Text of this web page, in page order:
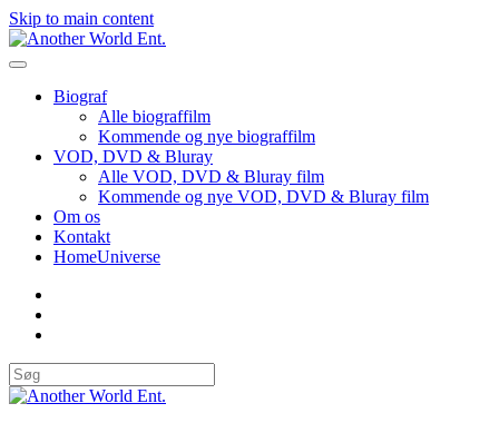
Skip to main content
Biograf
Alle biograffilm
Kommende og nye biograffilm
VOD, DVD & Bluray
Alle VOD, DVD & Bluray film
Kommende og nye VOD, DVD & Bluray film
Om os
Kontakt
HomeUniverse